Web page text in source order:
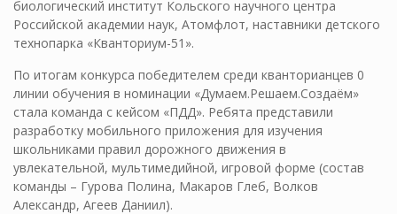
биологический институт Кольского научного центра
Российской академии наук, Атомфлот, наставники детского
технопарка «Кванториум-51».
По итогам конкурса победителем среди кванторианцев 0
линии обучения в номинации «Думаем.Решаем.Создаём»
стала команда с кейсом «ПДД». Ребята представили
разработку мобильного приложения для изучения
школьниками правил дорожного движения в
увлекательной, мультимедийной, игровой форме (состав
команды – Гурова Полина, Макаров Глеб, Волков
Александр, Агеев Даниил).